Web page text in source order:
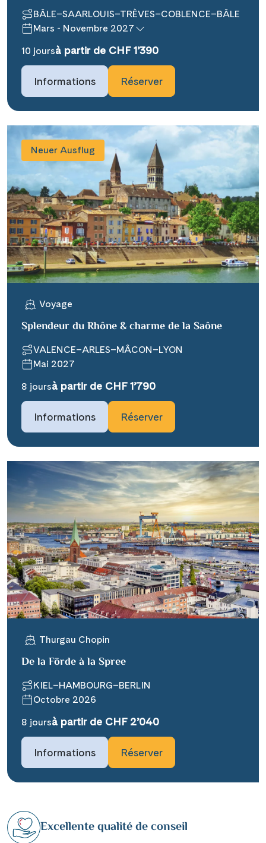
Link kopieren
BÂLE–SAARLOUIS–TRÈVES–COBLENCE–BÂLE
Mars - Novembre 2027
10 joursà partir de CHF 1’390
Informations Réserver
Neuer Ausflug
Voyage
Splendeur du Rhône & charme de la Saône
VALENCE–ARLES–MÂCON–LYON
Mai 2027
8 joursà partir de CHF 1’790
Informations Réserver
Thurgau Chopin
De la Förde à la Spree
KIEL–HAMBOURG–BERLIN
Octobre 2026
8 joursà partir de CHF 2’040
Informations Réserver
Excellente qualité de conseil